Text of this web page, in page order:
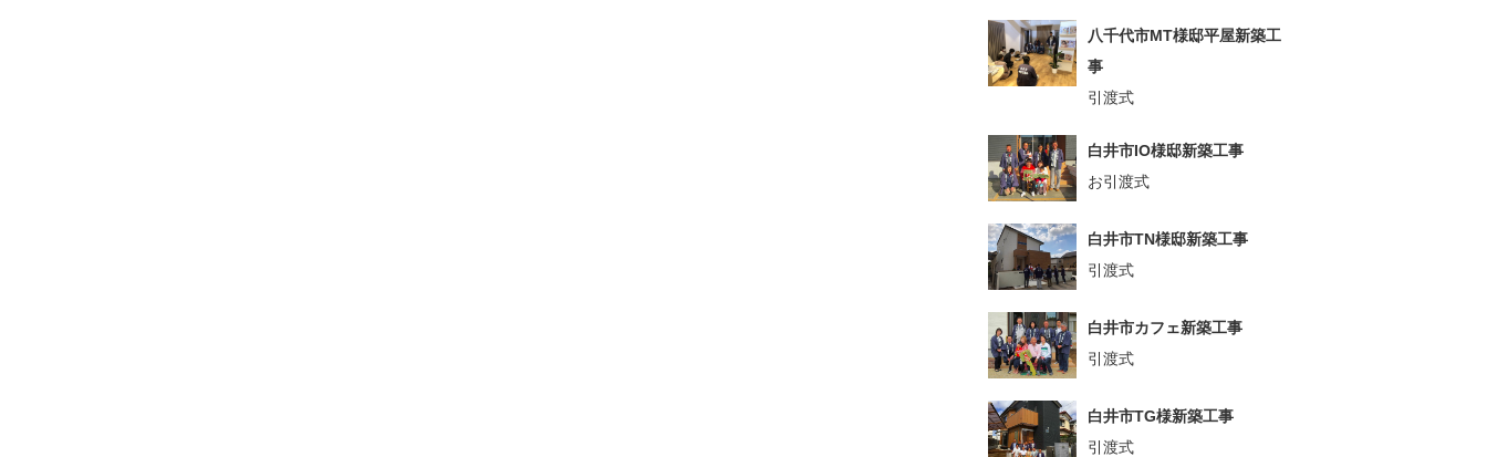
八千代市MT様邸平屋新築工
事
引渡式
白井市IO様邸新築工事
お引渡式
白井市TN様邸新築工事
引渡式
白井市カフェ新築工事
引渡式
白井市TG様新築工事
引渡式